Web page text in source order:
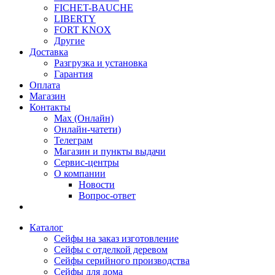
FICHET-BAUCHE
LIBERTY
FORT KNOX
Другие
Доставка
Разгрузка и установка
Гарантия
Оплата
Магазин
Контакты
Max (Онлайн)
Онлайн-чатети)
Телеграм
Магазин и пункты выдачи
Сервис-центры
О компании
Новости
Вопрос-ответ
Каталог
Сейфы на заказ изготовление
Сейфы с отделкой деревом
Сейфы серийного производства
Сейфы для дома